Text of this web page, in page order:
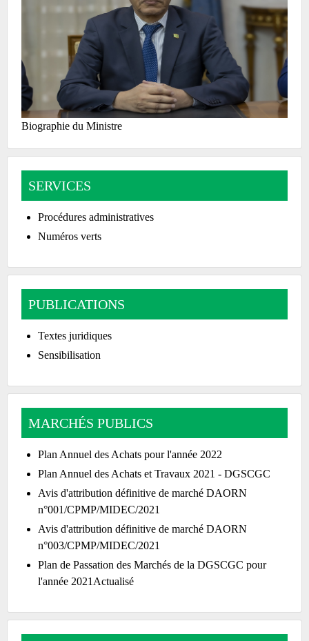
Biographie du Ministre
SERVICES
Procédures administratives
Numéros verts
PUBLICATIONS
Textes juridiques
Sensibilisation
MARCHÉS PUBLICS
Plan Annuel des Achats pour l'année 2022
Plan Annuel des Achats et Travaux 2021 - DGSCGC
Avis d'attribution définitive de marché DAORN
n°001/CPMP/MIDEC/2021
Avis d'attribution définitive de marché DAORN
n°003/CPMP/MIDEC/2021
Plan de Passation des Marchés de la DGSCGC pour
l'année 2021Actualisé